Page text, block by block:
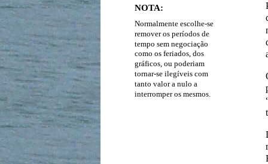
NOTA:
Normalmente escolhe-se
remover os períodos de
tempo sem negociação
como os feriados, dos
gráficos, ou poderiam
tornar-se ilegíveis com
tanto valor a nulo a
interromper os mesmos.